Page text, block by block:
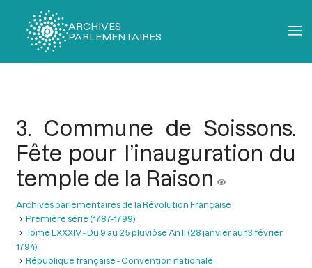
ARCHIVES
PARLEMENTAIRES
3. Commune de Soissons.
Fête pour l’inauguration du
temple de la Raison
Archives parlementaires de la Révolution Française
Première série (1787-1799)
Tome LXXXIV - Du 9 au 25 pluviôse An II (28 janvier au 13 février
1794)
République française - Convention nationale